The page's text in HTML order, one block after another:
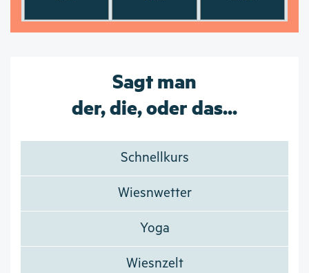
Sagt man
der, die, oder das...
Schnellkurs
Wiesnwetter
Yoga
Wiesnzelt